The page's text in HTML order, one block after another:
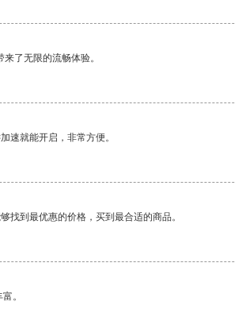
了无限的流畅体验。
速就能开启，非常方便。
找到最优惠的价格，买到最合适的商品。
。